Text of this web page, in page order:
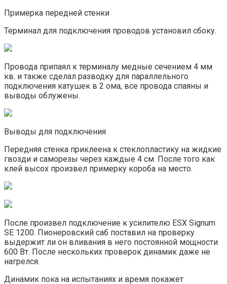
Примерка передней стенки
Терминал для подключения проводов установил сбоку.
Провода припаял к терминалу медные сечением 4 мм
кв. и также сделал разводку для параллельного
подключения катушек в 2 ома, все провода спаяны и
выводы облужены.
Выводы для подключения
Передняя стенка приклеена к стеклопластику на жидкие
гвозди и саморезы через каждые 4 см. После того как
клей высох произвел примерку короба на место.
После произвел подключение к усилителю ESX Signum
SE 1200. Пионеровский саб поставил на проверку
выдержит ли он вливания в него постоянной мощности
600 Вт. После нескольких проверок динамик даже не
нагрелся.
Динамик пока на испытаниях и время покажет